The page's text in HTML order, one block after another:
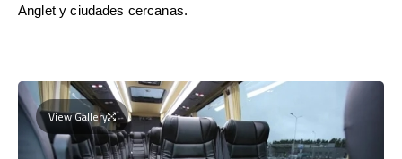
Anglet y ciudades cercanas.
View Gallery